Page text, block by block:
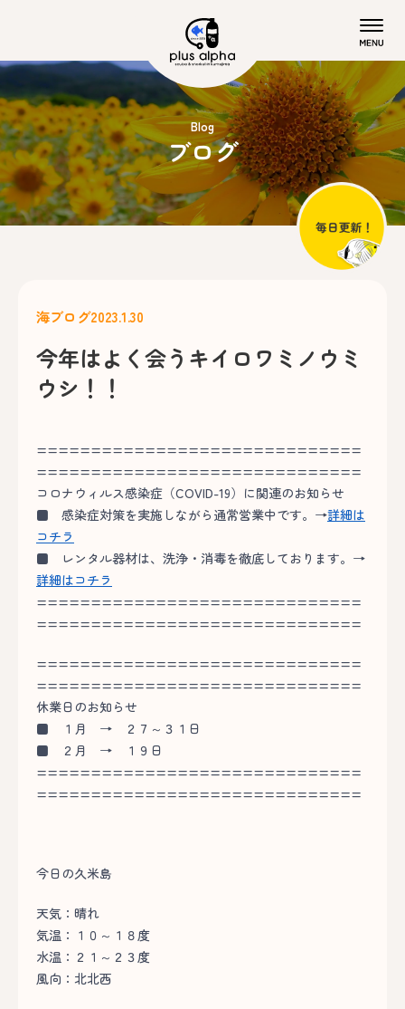
Blog
ブログ
海ブログ2023.1.30
今年はよく会うキイロワミノウミ
ウシ！！
==============================
==============================
コロナウィルス感染症（COVID-19）に関連のお知らせ
■ 感染症対策を実施しながら通常営業中です。→詳細は
コチラ
■ レンタル器材は、洗浄・消毒を徹底しております。→
詳細はコチラ
==============================
==============================
==============================
==============================
休業日のお知らせ
■ １月 → ２７～３１日
■ ２月 → １９日
==============================
==============================
今日の久米島
天気：晴れ
気温：１０～１８度
水温：２１～２３度
風向：北北西